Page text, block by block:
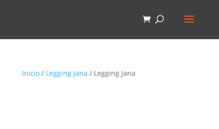
Inicio/ Legging Jana / Legging Jana